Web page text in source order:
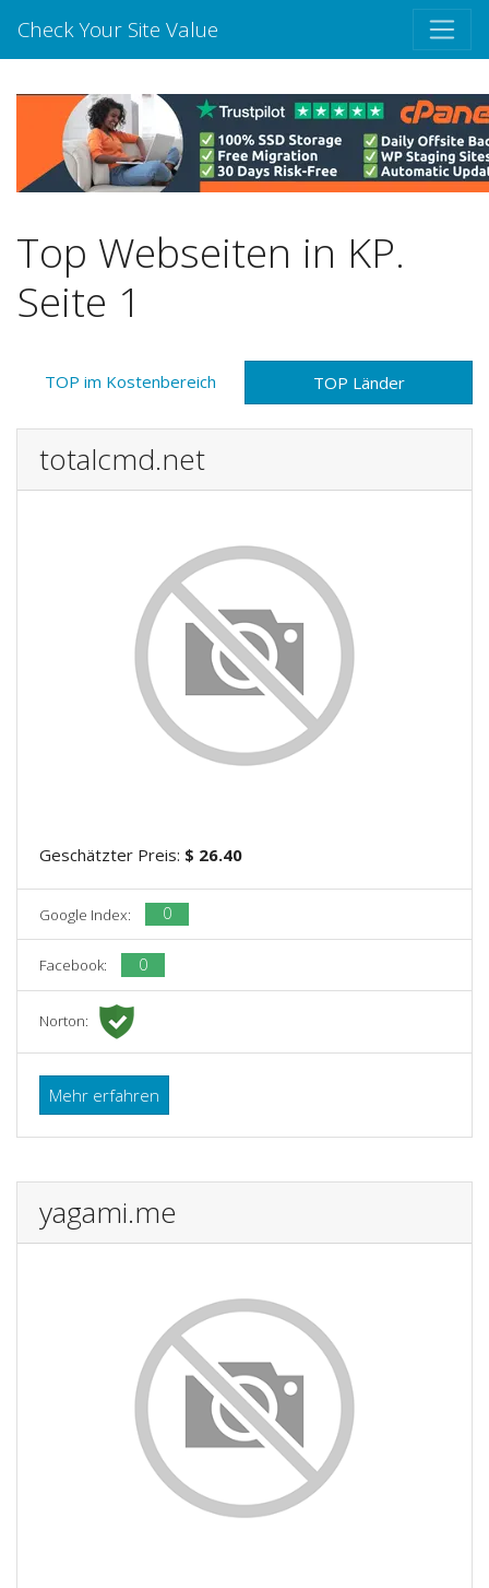
Check Your Site Value
Top Webseiten in KP.
Seite 1
TOP im Kostenbereich TOP Länder
totalcmd.net
Geschätzter Preis: $ 26.40
Google Index: 0
Facebook: 0
Norton:
Mehr erfahren
yagami.me